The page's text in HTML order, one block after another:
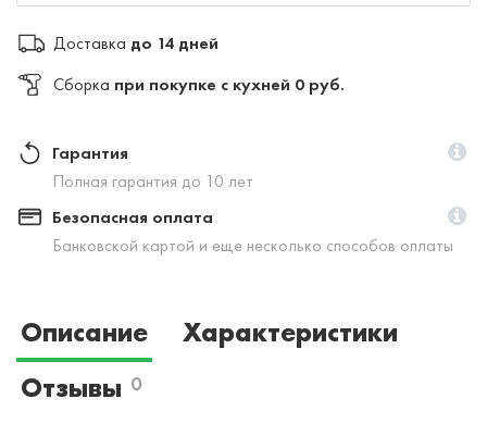
Доставка до 14 дней
Сборка при покупке с кухней 0 руб.
Гарантия
Полная гарантия до 10 лет
Безопасная оплата
Банковской картой и еще несколько способов оплаты
Описание
Характеристики
Отзывы 0